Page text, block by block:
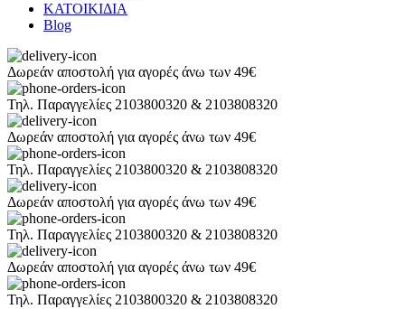
ΚΑΤΟΙΚΙΔΙΑ
Blog
Δωρεάν αποστολή για αγορές άνω των 49€
Τηλ. Παραγγελίες 2103800320 & 2103808320
Δωρεάν αποστολή για αγορές άνω των 49€
Τηλ. Παραγγελίες 2103800320 & 2103808320
Δωρεάν αποστολή για αγορές άνω των 49€
Τηλ. Παραγγελίες 2103800320 & 2103808320
Δωρεάν αποστολή για αγορές άνω των 49€
Τηλ. Παραγγελίες 2103800320 & 2103808320